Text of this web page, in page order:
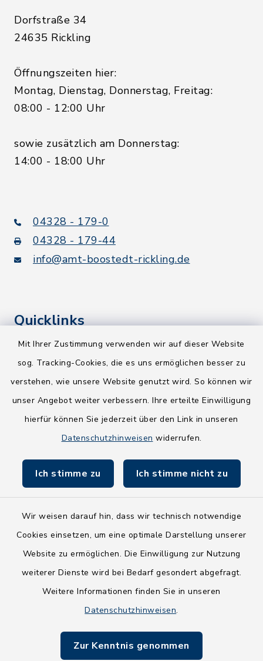
Mit Ihrer Zustimmung verwenden wir auf dieser Website
sog. Tracking-Cookies, die es uns ermöglichen besser zu
verstehen, wie unsere Website genutzt wird. So können wir
unser Angebot weiter verbessern. Ihre erteilte Einwilligung
hierfür können Sie jederzeit über den Link in unseren
Datenschutzhinweisen widerrufen.
Ich stimme zu Ich stimme nicht zu
Wir weisen darauf hin, dass wir technisch notwendige
Cookies einsetzen, um eine optimale Darstellung unserer
Website zu ermöglichen. Die Einwilligung zur Nutzung
weiterer Dienste wird bei Bedarf gesondert abgefragt.
Weitere Informationen finden Sie in unseren
Datenschutzhinweisen.
Zur Kenntnis genommen
Dorfstraße 34
24635 Rickling
Öffnungszeiten hier:
Montag, Dienstag, Donnerstag, Freitag:
08:00 - 12:00 Uhr
sowie zusätzlich am Donnerstag:
14:00 - 18:00 Uhr
04328 - 179-0
04328 - 179-44
info@amt-boostedt-rickling.de
Quicklinks
Kreis Segeberg
NEU! Amtsbroschüre 2026
Holsteiner Auenland
Fundbüro
Barrierefreiheit
Impressum